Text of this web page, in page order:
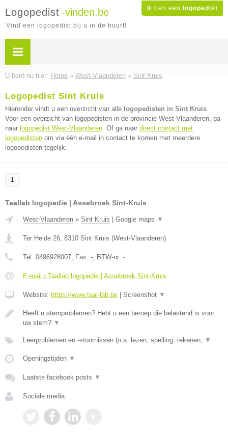
Ik ben een logopedist
Logopedist -vinden.be
Vind een logopedist bij u in de buurt!
U bent nu hier: Home » West-Vlaanderen » Sint Kruis
Logopedist Sint Kruis
Hieronder vindt u een overzicht van alle logopedisten in Sint Kruis.
Voor een overzicht van logopedisten in de provincie West-Vlaanderen, ga
naar logopedist West-Vlaanderen. Of ga naar direct contact met
logopedisten om via één e-mail in contact te komen met meerdere
logopedisten tegelijk.
1
Taallab logopedie | Assebroek Sint-Kruis
West-Vlaanderen » Sint Kruis Google maps ▼
Ter Heide 26, 8310 Sint Kruis (West-Vlaanderen)
Tel: 0496928007, Fax: -, BTW-nr: -
E-mail › Taallab logopedie | Assebroek Sint-Kruis
Website: https://www.taal-lab.be Screenshot ▼
Heeft u stemproblemen? Hebt u een beroep die belastend is voor
uw stem? ▼
Leerproblemen en -stoornissen (o.a. lezen, spelling, rekenen, ▼
Openingstijden ▼
Laatste facebook posts ▼
Sociale media: